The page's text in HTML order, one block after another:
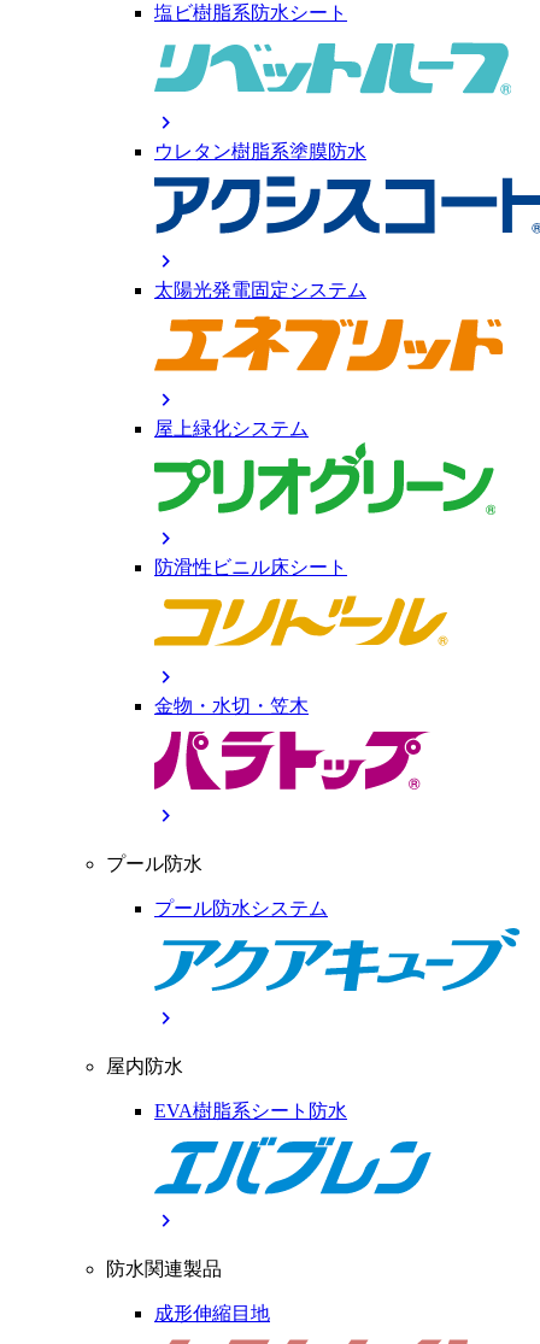
塩ビ樹脂系防水シート
chevron_right
ウレタン樹脂系塗膜防水
chevron_right
太陽光発電固定システム
chevron_right
屋上緑化システム
chevron_right
防滑性ビニル床シート
chevron_right
金物・水切・笠木
chevron_right
プール防水
プール防水システム
chevron_right
屋内防水
EVA樹脂系シート防水
chevron_right
防水関連製品
成形伸縮目地